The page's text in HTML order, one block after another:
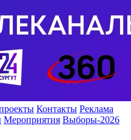
Контакты Реклама
Мероприятия Выборы-2026